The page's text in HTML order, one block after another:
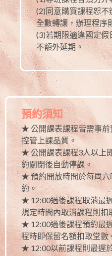
(2)同意購買課程恕
全數轉讓，辦理程序
(3)若期限適逢國定
不額外延期。
預約須知
★ 公開課表課程皆需事前
控管上課品質。
★ 公開課表課程3人以上
約關閉後自動停課。
★ 預約開放時間於每周
約。
★ 12:00過後課程取消最
規定時間內取消課程則扣
★ 12:00過後課程預約最
程時即保留名額扣取堂數
★ 12:00以前課程則最遲